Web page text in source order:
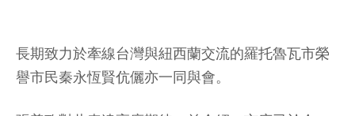
長期致力於牽線台灣與紐西蘭交流的羅托魯瓦市榮
譽市民秦永恆賢伉儷亦一同與會。